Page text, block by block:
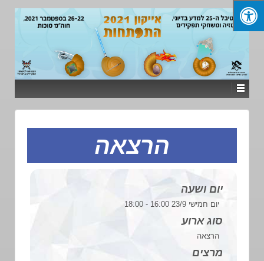
הרצאה
יום ושעה
יום חמישי 23/9 16:00 - 18:00
סוג ארוע
מרצים